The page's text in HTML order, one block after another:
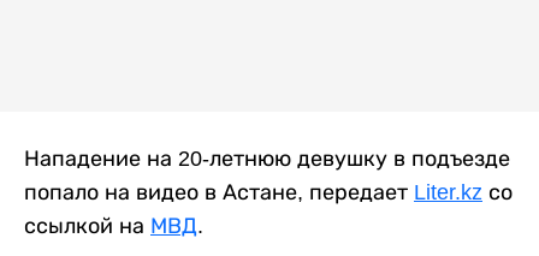
Нападение на 20-летнюю девушку в подъезде
попало на видео в Астане, передает Liter.kz со
ссылкой на МВД.